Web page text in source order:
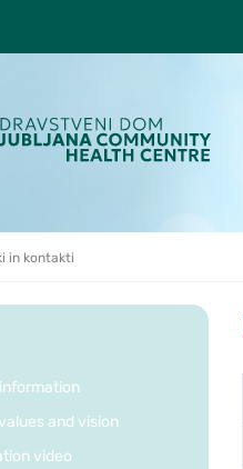
in kontakti
and vision
video